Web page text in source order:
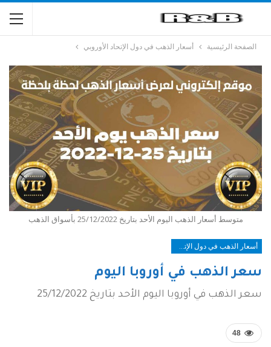
الصفحة الرئيسية أسعار الذهب في دول الإتحاد الأوروبي
متوسط أسعار الذهب اليوم الأحد بتاريخ 25/12/2022 بأسواق الذهب
سعر الذهب في أوروبا اليوم
سعر الذهب في أوروبا اليوم الأحد بتاريخ 25/12/2022
48